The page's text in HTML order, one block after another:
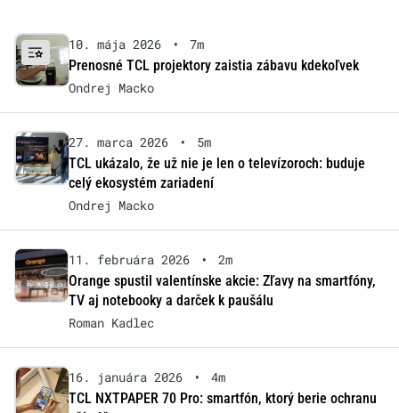
10. mája 2026 •
7m
Prenosné TCL projektory zaistia zábavu kdekoľvek
Ondrej Macko
27. marca 2026 •
5m
TCL ukázalo, že už nie je len o televízoroch: buduje
celý ekosystém zariadení
Ondrej Macko
11. februára 2026 •
2m
Orange spustil valentínske akcie: Zľavy na smartfóny,
TV aj notebooky a darček k paušálu
Roman Kadlec
16. januára 2026 •
4m
TCL NXTPAPER 70 Pro: smartfón, ktorý berie ochranu